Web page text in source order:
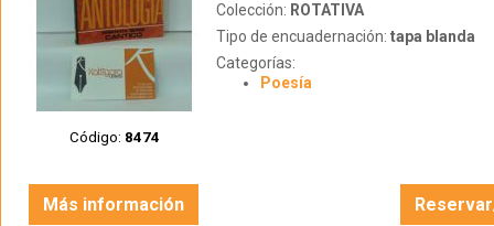
Código: 8474
Colección: ROTATIVA
Tipo de encuadernación: tapa blanda
Categorías:
Poesía
Más información